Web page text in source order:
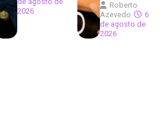
2026
Roberto
Azevedo
6
de agosto de
2026